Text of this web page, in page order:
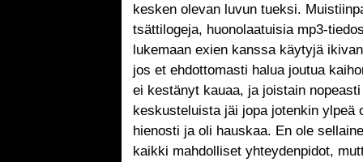
kesken olevan luvun tueksi.
tsättilogeja, huonolaatuisia mp3-
lukemaan exien kanssa käytyjä
jos et ehdottomasti halua joutua
ei kestänyt kauaa, ja joistain
keskusteluista jäi jopa jotenkin ylpeä
hienosti ja oli hauskaa. En ole
kaikki mahdolliset yhteydenpidot,